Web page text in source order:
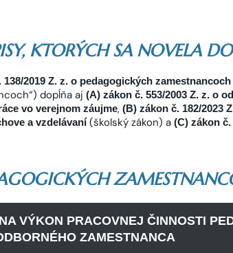
KTORÝCH SA NOVELA
138/2019 Z. z. o pedagogických zamestnancoch
dopĺňa aj (A) zákon č. 553/2003 Z. z. o
vo verejnom záujme, (B) zákon č. 182/2023
a vzdelávaní(školský zákon) a (C) zákon
VÝKON PRACOVNEJ ČINNOSTI
ZAMESTNANCA